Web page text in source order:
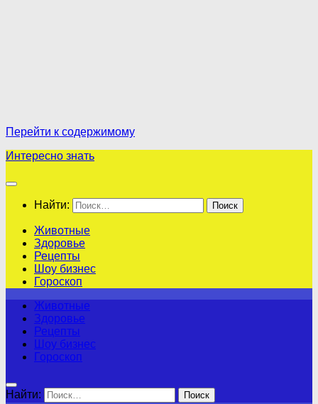
Перейти к содержимому
Интересно знать
Найти:
Животные
Здоровье
Рецепты
Шоу бизнес
Гороскоп
Животные
Здоровье
Рецепты
Шоу бизнес
Гороскоп
Найти: